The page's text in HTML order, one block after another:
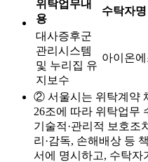
위탁업무내
용
수탁자명
대사증후군
관리시스템
및 누리집 유
지보수
아이온
② 서울시는 위탁계약
26조에 따라 위탁업무
기술적·관리적 보호조
리·감독, 손해배상 등
서에 명시하고, 수탁자